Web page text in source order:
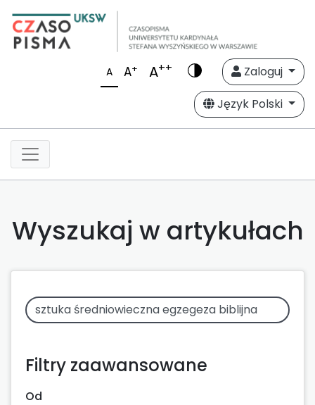
A A+ A++
Zaloguj
Język Polski
Wyszukaj w artykułach
Filtry zaawansowane
Od